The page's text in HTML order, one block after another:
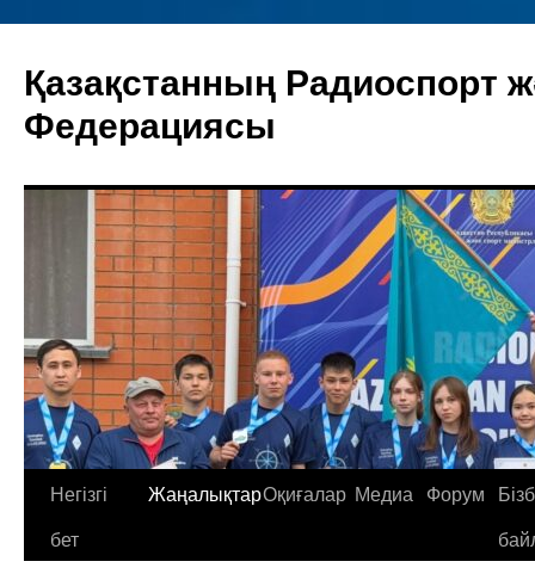
content
Қазақстанның Радиоспорт
Федерациясы
Негізгі
бет
ЖаңалықтарОқиғалар Медиа Форум